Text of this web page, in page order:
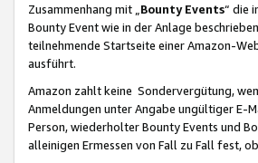
Zusammenhang mit „ Bounty Events“ die
Bounty Event wie in der Anlage
teilnehmende Startseite einer Amazon-
ausführt.
Amazon zahlt keine Sondervergütung,
Anmeldungen unter Angabe ungültiger E-
Person, wiederholter Bounty Events und
alleinigen Ermessen von Fall zu Fall fest,